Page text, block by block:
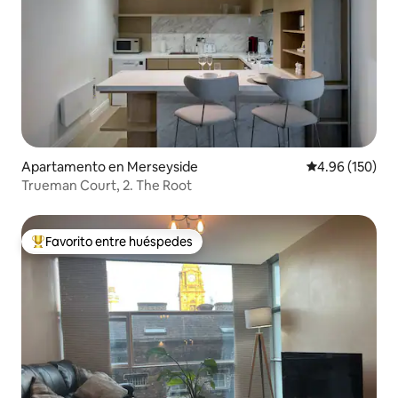
Apartamento en Merseyside Calificación
4.96 (150)
Trueman Court, 2. The Root
Favorito entre huéspedes preferido
Favorito entre huéspedes